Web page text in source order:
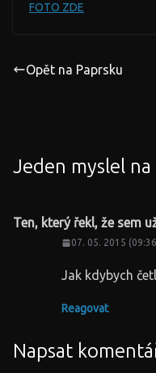
FOTO ZDE
Opět na Paprsku
Jeden myslel na
Ten, který řekl, že sem
07. 05. 2015
Jak kdybych
Reagovat
Napsat